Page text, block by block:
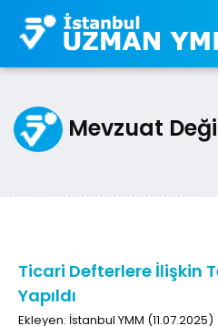
Mevzuat
Ticari Defterlere İlişkin
Yapıldı
Ekleyen: İstanbul YMM (11.07.2025)